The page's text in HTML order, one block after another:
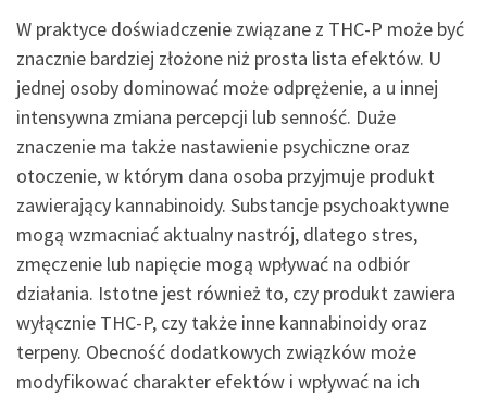
W praktyce doświadczenie związane z THC-P może być
znacznie bardziej złożone niż prosta lista efektów. U
jednej osoby dominować może odprężenie, a u innej
intensywna zmiana percepcji lub senność. Duże
znaczenie ma także nastawienie psychiczne oraz
otoczenie, w którym dana osoba przyjmuje produkt
zawierający kannabinoidy. Substancje psychoaktywne
mogą wzmacniać aktualny nastrój, dlatego stres,
zmęczenie lub napięcie mogą wpływać na odbiór
działania. Istotne jest również to, czy produkt zawiera
wyłącznie THC-P, czy także inne kannabinoidy oraz
terpeny. Obecność dodatkowych związków może
modyfikować charakter efektów i wpływać na ich